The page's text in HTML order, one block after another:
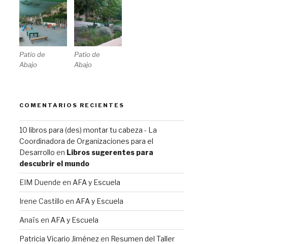
Patio de
Abajo
Patio de
Abajo
COMENTARIOS RECIENTES
10 libros para (des) montar tu cabeza - La
Coordinadora de Organizaciones para el
Desarrollo en Libros sugerentes para
descubrir el mundo
EIM Duende en AFA y Escuela
Irene Castillo en AFA y Escuela
Anaïs en AFA y Escuela
Patricia Vicario Jiménezen Resumen del Taller